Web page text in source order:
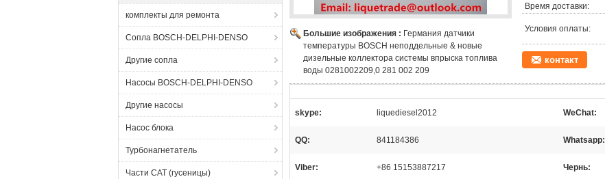
комплекты для ремонта
Сопла BOSCH-DELPHI-DENSO
Другие сопла
Насосы BOSCH-DELPHI-DENSO
Другие насосы
Насос блока
Турбонагнетатель
Части CAT (гусеницы)
Большие изображения : Германия датчики
температуры BOSCH неподдельные & новые
дизельные коллектора системы впрыска топлива
воды 0281002209,0 281 002 209
Время доставки:
Условия оплаты:
контакт
skype: liquediesel2012 WeChat:
QQ: 841184386 Whatsapp:
Viber: +86 15153887217 Чернь: